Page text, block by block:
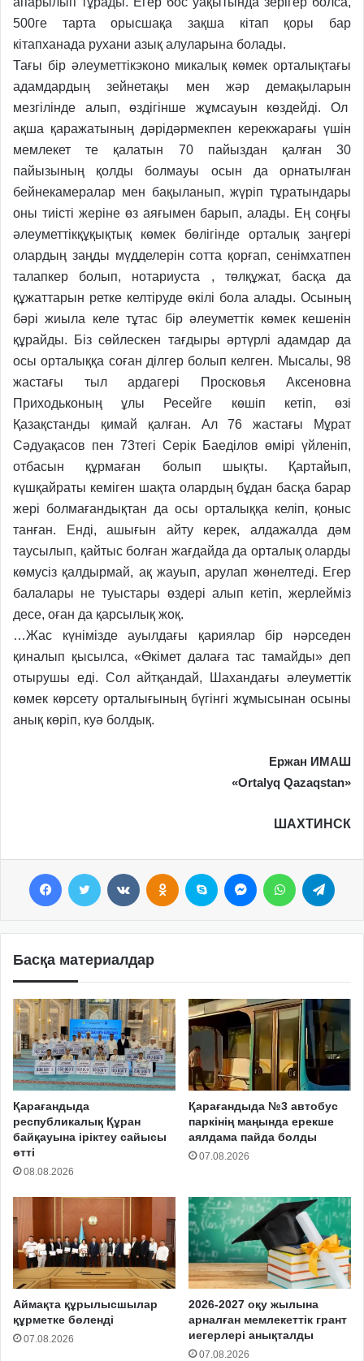
500ге тарта орысшақа зақша кітап қоры бар
кітапханада рухани азық алуларына болады.
Тағы бір әлеуметтікэконо микалық көмек орталықтағы
адамдардың зейнетақы мен жәр демақыларын
мезгілінде алып, өздігінше жұмсауын көздейді. Ол
ақша қаражатының дәрідәрмекпен керекжарағы үшін
мемлекет те қалатын 70 пайыздан қалған 30
пайызының қолды болмауы осын да орнатылған
бейнекамералар мен бақыланып, жүріп тұратындары
оны тиісті жеріне өз аяғымен барып, алады. Ең соңғы
әлеуметтікқұқықтық көмек бөлігінде орталық заңгері
олардың заңды мүдделерін сотта қорғап, сенімхатпен
талапкер болып, нотариуста , төлқұжат, басқа да
құжаттарын ретке келтіруде өкілі бола алады. Осының
бәрі жиыла келе тұтас бір әлеуметтік көмек кешенін
құрайды. Біз сөйлескен тағдыры әртүрлі адамдар да
осы орталыққа соған ділгер болып келген. Мысалы, 98
жастағы тыл ардагері
Просковья Аксеновна
Приходьконың ұлы Ресейге көшіп кетіп, өзі
Қазақстанды қимай қалған. Ал 76жастағы Мұрат
Сәдуақасов пен 73тегі Серік Баеділов өмірі үйленіп,
отбасын құрмаған болып шықты. Қартайып,
күшқайраты кеміген шақта олардың бұдан басқа барар
жері болмағандықтан да осы орталыққа келіп, қоныс
танған. Енді, ашығын айту керек, алдажалда дәм
таусылып, қайтыс болған жағдайда да орталық оларды
көмусіз қалдырмай, ақ жауып, арулап жөнелтеді. Егер
балалары не туыстары өздері алып кетіп, жерлейміз
десе, оған да қарсылық жоқ.
…Жас күнімізде ауылдағы қариялар бір нәрседен
қиналып қысылса, «Өкімет далаға тас тамайды» деп
отырушы еді. Сол айтқандай, Шахандағы әлеуметтік
көмек көрсету орталығының бүгінгі жұмысынан осыны
анық көріп, куә болдық.
Ержан ИМАШ
«Ortalyq Qazaqstan»
ШАХТИНСК
Басқа материалдар
Қарағандыда
республикалық Құран
байқауына іріктеу сайысы
өтті
08.08.2026
Қарағандыда №3 автобус
паркінің маңында ерекше
аялдама пайда болды
07.08.2026
Аймақта құрылысшылар
құрметке бөленді
07.08.2026
2026-2027 оқу жылына
арналған мемлекеттік грант
иегерлері анықталды
07.08.2026